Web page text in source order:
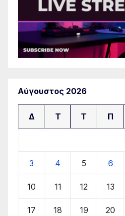
Αύγουστος 2026
Δ Τ Τ Π
3 4 5 6
10 11 12 13
17 18 19 20